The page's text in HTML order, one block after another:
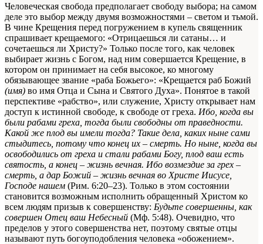
Человеческая свобода предполагает свободу выбора; на самом
деле это выбор между двумя возможностями – светом и тьмой.
В чине Крещения перед погружением в купель священник
спрашивает крещаемого: «Отрицаешься ли сатаны… и
сочетаешься ли Христу?» Только после того, как человек
выбирает жизнь с Богом, над ним совершается Крещение, в
котором он принимает на себя высокое, ко многому
обязывающее звание «раба Божьего»: «Крещается раб Божий
(имя) во имя Отца и Сына и Святого Духа». Понятое в такой
перспективе «рабство», или служение, Христу открывает нам
доступ к истинной свободе, к свободе от греха. Ибо, когда вы
были рабами греха, тогда были свободны от праведности.
Какой же плод вы имели тогда? Такие дела, каких ныне сами
стыдитесь, потому что конец их – смерть. Но ныне, когда вы
освободились от греха и стали рабами Богу, плод ваш есть
святость, а конец – жизнь вечная. Ибо возмездие за грех –
смерть, а дар Божий – жизнь вечная во Христе Иисусе,
Господе нашем (Рим. 6:20–23). Только в этом состоянии
становится возможным исполнить обращенный Христом ко
всем людям призыв к совершенству: Будьте совершенны, как
совершен Отец ваш Небесный (Мф. 5:48). Очевидно, что
пределов у этого совершенства нет, поэтому святые отцы
называют путь богоуподобления человека «обожением».